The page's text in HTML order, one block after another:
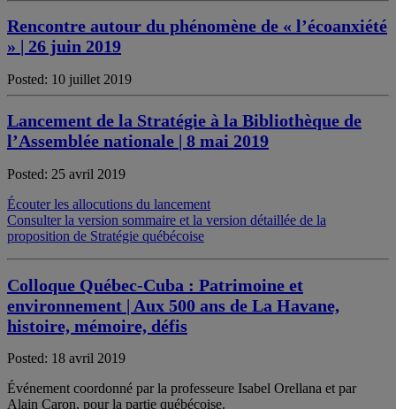
Rencontre autour du phénomène de « l’écoanxiété
» | 26 juin 2019
Posted: 10 juillet 2019
Lancement de la Stratégie à la Bibliothèque de
l’Assemblée nationale | 8 mai 2019
Posted: 25 avril 2019
Écouter les allocutions du lancement
Consulter la version sommaire et la version détaillée de la
proposition de Stratégie québécoise
Colloque Québec-Cuba : Patrimoine et
environnement | Aux 500 ans de La Havane,
histoire, mémoire, défis
Posted: 18 avril 2019
Événement coordonné par la professeure Isabel Orellana et par
Alain Caron, pour la partie québécoise.